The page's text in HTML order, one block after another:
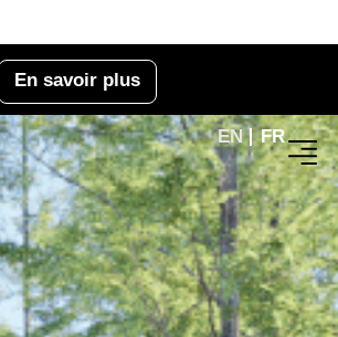
En savoir plus